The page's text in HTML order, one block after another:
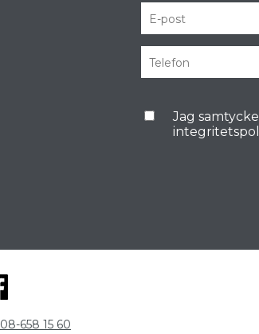
Jag
08-658 15 60